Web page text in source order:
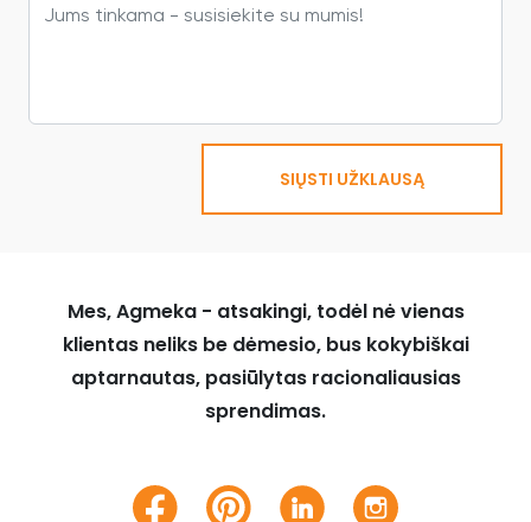
SIŲSTI UŽKLAUSĄ
Mes, Agmeka - atsakingi, todėl nė vienas
klientas neliks be dėmesio, bus kokybiškai
aptarnautas, pasiūlytas racionaliausias
sprendimas.